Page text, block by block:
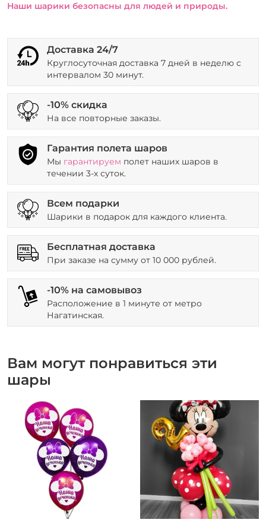
Наши шарики безопасны для людей и природы.
Доставка 24/7
Круглосуточная доставка 7 дней в неделю с
интервалом 30 минут.
-10% скидка
На все повторные заказы.
Гарантия полета шаров
Мы гарантируем полет наших шаров в
течении 3-х суток.
Всем подарки
Шарики в подарок для каждого клиента.
Бесплатная доставка
При заказе на сумму от 10 000 рублей.
-10% на самовывоз
Расположение в 1 минуте от метро
Нагатинская.
Вам могут понравиться эти
шары